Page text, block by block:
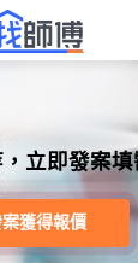
立即發案
獲得報價